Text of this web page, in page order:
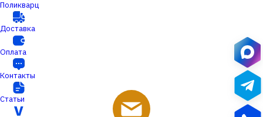
Поликварц
Доставка
Оплата
Контакты
Статьи